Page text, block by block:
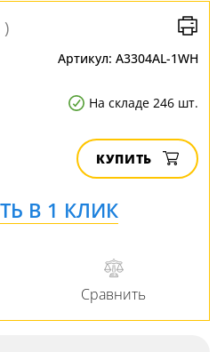
)
Артикул: A3304AL-1WH
На складе 246 шт.
КУПИТЬ